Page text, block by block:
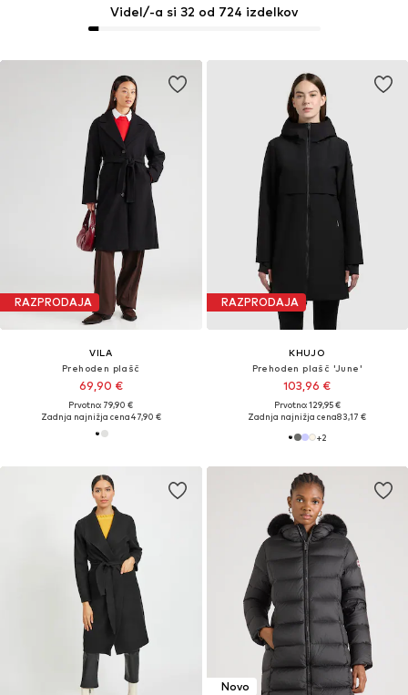
RAZPRODAJA
VILA
Prehoden plašč
69,90 €
Prvotno: 79,90 €
Zadnja najnižja cena47,90 €
RAZPRODAJA
KHUJO
Prehoden plašč 'June'
103,96 €
Prvotno: 129,95 €
Zadnja najnižja cena83,17 €
+2
Videl/-a si 32 od 724 izdelkov
Novo